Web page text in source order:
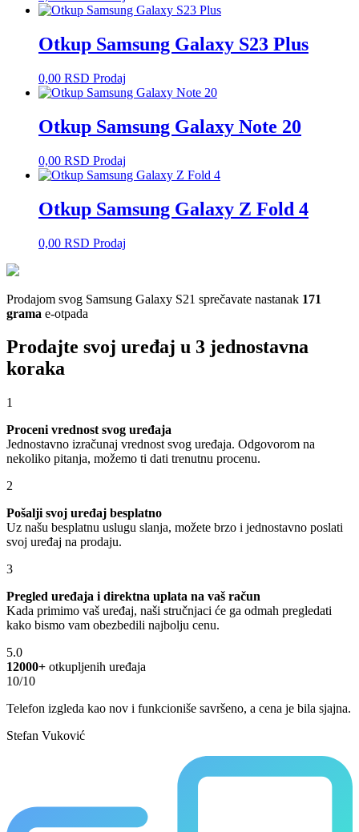
Otkup Samsung Galaxy S23 Plus
0,00 RSD Prodaj
Otkup Samsung Galaxy Note 20
0,00 RSD Prodaj
Otkup Samsung Galaxy Z Fold 4
0,00 RSD Prodaj
Prodajom svog Samsung Galaxy S21 sprečavate nastanak 171
grama e-otpada
Prodajte svoj uređaj u 3 jednostavna
koraka
1
Proceni vrednost svog uređaja
Jednostavno izračunaj vrednost svog uređaja. Odgovorom na
nekoliko pitanja, možemo ti dati trenutnu procenu.
2
Pošalji svoj uređaj besplatno
Uz našu besplatnu uslugu slanja, možete brzo i jednostavno poslati
svoj uređaj na prodaju.
3
Pregled uređaja i direktna uplata na vaš račun
Kada primimo vaš uređaj, naši stručnjaci će ga odmah pregledati
kako bismo vam obezbedili najbolju cenu.
5.0
12000+ otkupljenih uređaja
10/10
Telefon izgleda kao nov i funkcioniše savršeno, a cena je bila sjajna.
Stefan Vuković